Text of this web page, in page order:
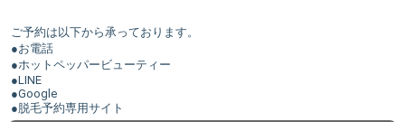
ご予約は以下から承っております。
●お電話
●ホットペッパービューティー
●LINE
●Google
●脱毛予約専用サイト